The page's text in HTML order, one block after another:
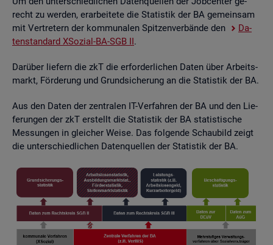
recht zu wer­den, er­ar­bei­te­te die Sta­tis­tik der BA ge­mein­sam
mit Ver­tre­tern der kom­mu­na­len Spit­zen­ver­bän­de den
Da­
ten­stan­dard XSo­zi­al-BA-SGB II.
Dar­über lie­fern die zkT die er­for­der­li­chen Daten über Ar­beits­
markt, För­de­rung und Grund­si­che­rung an die Sta­tis­tik der BA.
Aus den Daten der zen­tra­len IT-Ver­fah­ren der BA und den Lie­
fe­run­gen der zkT er­stellt die Sta­tis­tik der BA sta­tis­ti­sche
Mes­sun­gen in glei­cher Weise. Das fol­gen­de Schau­bild zeigt
die un­ter­schied­li­chen Da­ten­quel­len der Sta­tis­tik der BA.